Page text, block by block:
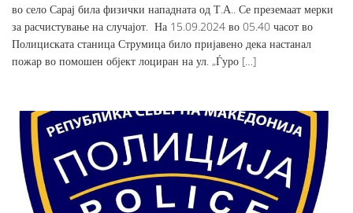
во село Сарај била физички нападната од Т.А.. Се преземаат мерки
за расчистување на случајот. На 15.09.2024 во 05.40 часот во
Полициската станица Струмица било пријавено дека настанал
пожар во помошен објект лоциран на ул. „Ѓуро […]